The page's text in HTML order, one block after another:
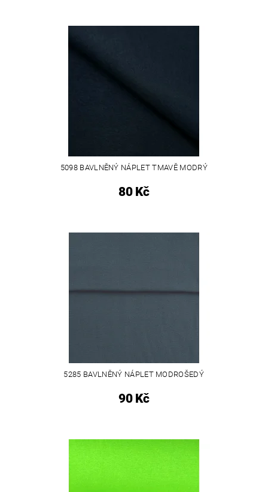
5098 BAVLNĚNÝ NÁPLET TMAVĚ MODRÝ
80 Kč
5285 BAVLNĚNÝ NÁPLET MODROŠEDÝ
90 Kč